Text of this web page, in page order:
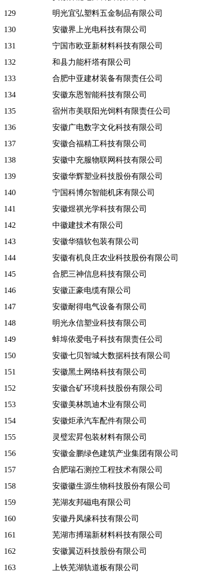
129
明光宜弘塑料五金制品有限公司
130
安徽界上光电科技有限公司
131
宁国市欧亚新材料科技有限公司
132
和县力能杆塔有限公司
133
合肥中亚建材装备有限责任公司
134
安徽东恩智能科技有限公司
135
宿州市美联阳光饲料有限责任公司
136
安徽广电数字文化科技有限公司
137
安徽合福精工科技有限公司
138
安徽中充服物联网科技有限公司
139
安徽华辉塑业科技股份有限公司
140
宁国科博尔智能机床有限公司
141
安徽煜祺光学科技有限公司
142
中徽建技术有限公司
143
安徽华猫软包装有限公司
144
安徽有机良庄农业科技股份有限公司
145
合肥三神信息科技有限公司
146
安徽正豪电缆有限公司
147
安徽耐得电气设备有限公司
148
明光永信塑业科技有限公司
149
蚌埠依爱电子科技有限责任公司
150
安徽七贝智城大数据科技有限公司
151
安徽黑土网络科技有限公司
152
安徽合矿环境科技股份有限公司
153
安徽美林凯迪木业有限公司
154
安徽炬承汽车配件有限公司
155
灵璧宏昇包装材料有限公司
156
安徽金鹏绿色建筑产业集团有限公司
157
合肥瑞石测控工程技术有限公司
158
安徽徽生源生物科技股份有限公司
159
芜湖友邦磁电有限公司
160
安徽丹凤缘科技有限公司
161
芜湖市搏瑞新材料科技有限公司
162
安徽翼迈科技股份有限公司
163
上铁芜湖轨道板有限公司